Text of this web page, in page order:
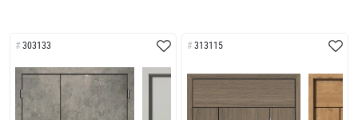
303133 313115